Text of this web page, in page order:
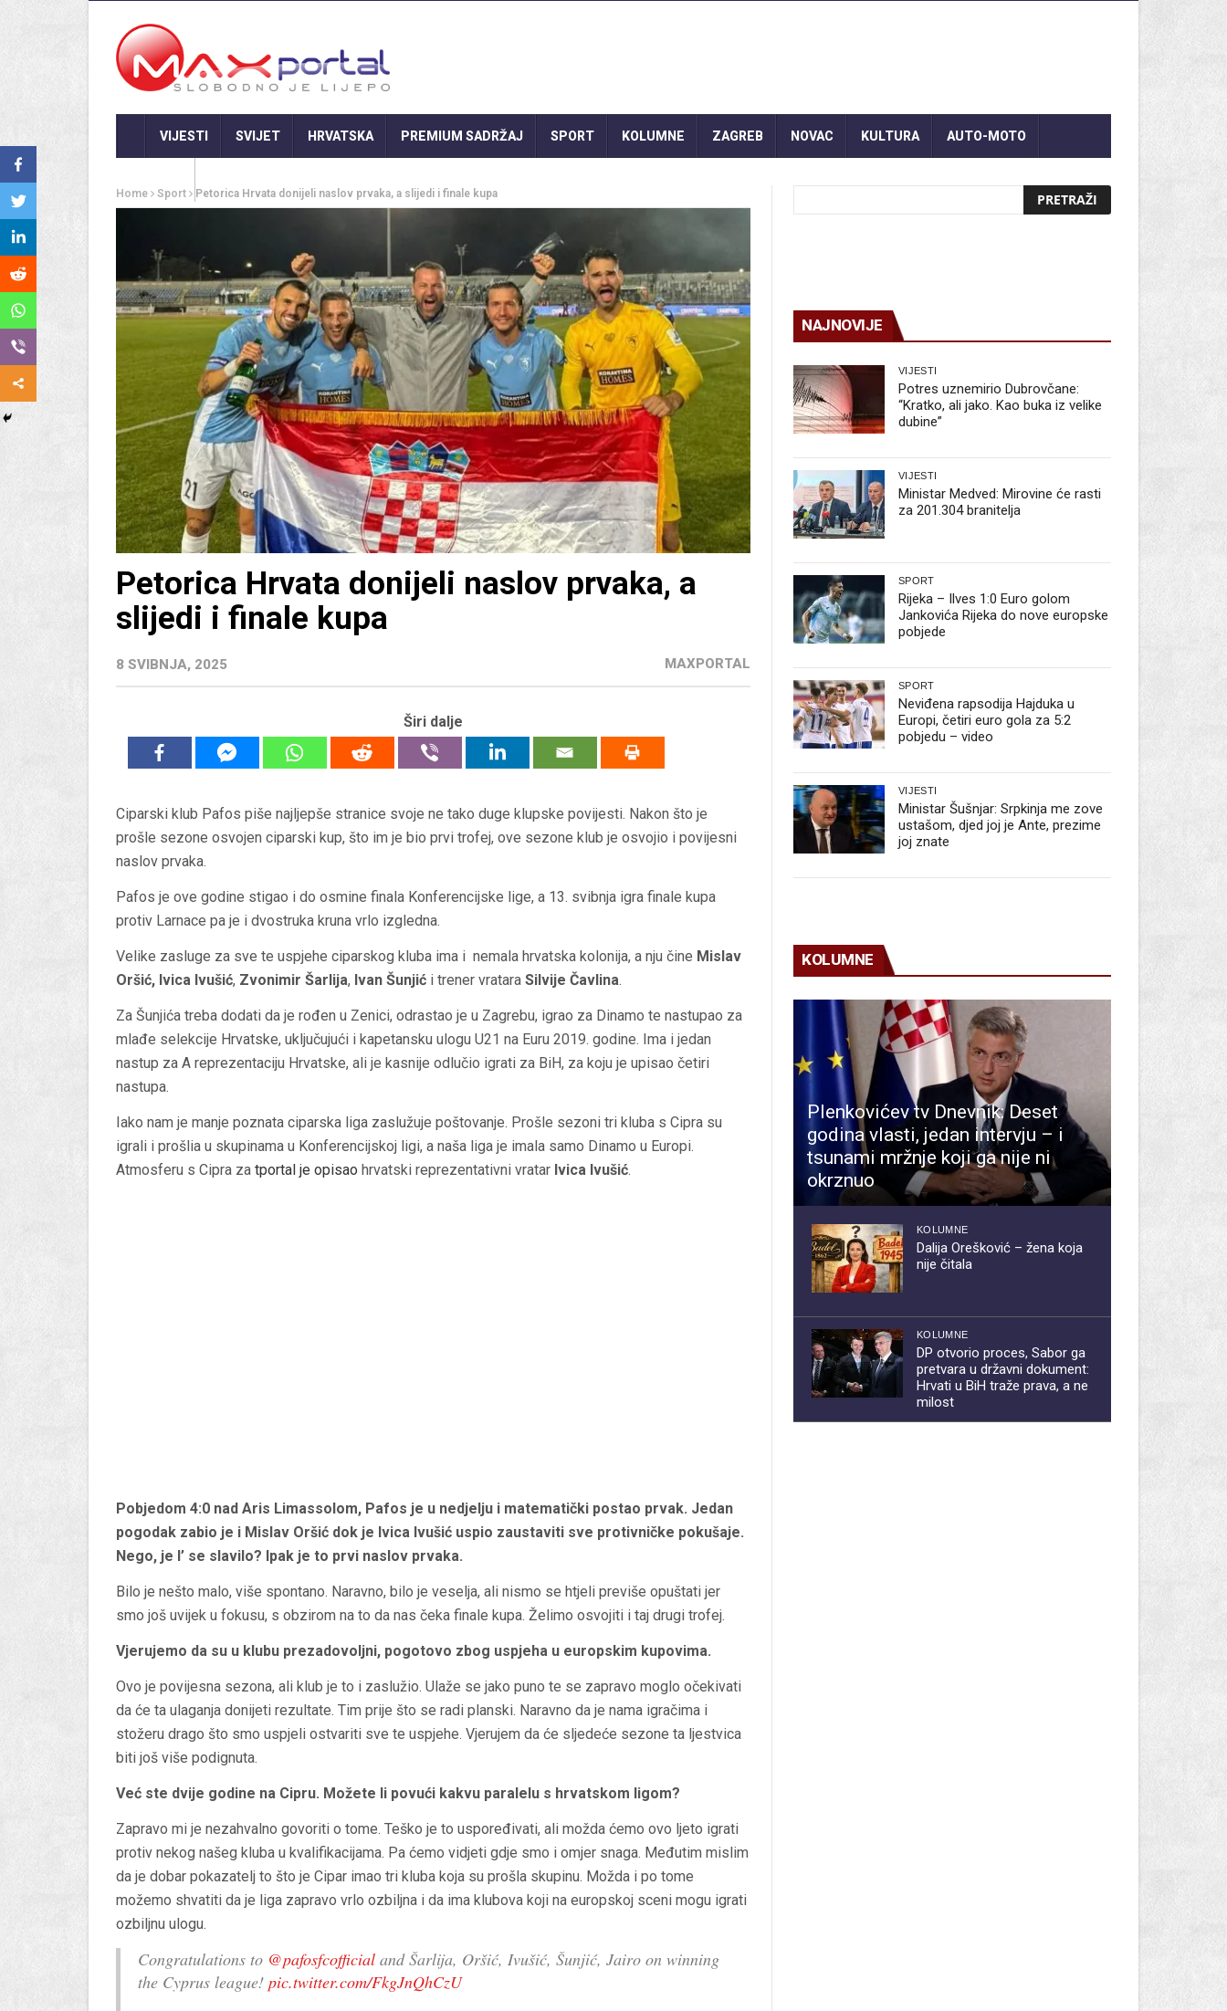
VIJESTI SVIJET HRVATSKA PREMIUM SADRŽAJ SPORT KOLUMNE ZAGREB NOVAC KULTURA AUTO-MOTO
Home Sport Petorica Hrvata donijeli naslov prvaka, a slijedi i finale kupa
Petorica Hrvata donijeli naslov prvaka, a
slijedi i finale kupa
8 SVIBNJA, 2025 MAXPORTAL
Širi dalje
Ciparski klub Pafos piše najljepše stranice svoje ne tako duge klupske povijesti. Nakon što je
prošle sezone osvojen ciparski kup, što im je bio prvi trofej, ove sezone klub je osvojio i povijesni
naslov prvaka.
Pafos je ove godine stigao i do osmine finala Konferencijske lige, a 13. svibnja igra finale kupa
protiv Larnace pa je i dvostruka kruna vrlo izgledna.
Velike zasluge za sve te uspjehe ciparskog kluba ima i nemala hrvatska kolonija, a nju čine Mislav
Oršić, Ivica Ivušić, Zvonimir Šarlija, Ivan Šunjić i trener vratara Silvije Čavlina.
Za Šunjića treba dodati da je rođen u Zenici, odrastao je u Zagrebu, igrao za Dinamo te nastupao za
mlađe selekcije Hrvatske, uključujući i kapetansku ulogu U21 na Euru 2019. godine. Ima i jedan
nastup za A reprezentaciju Hrvatske, ali je kasnije odlučio igrati za BiH, za koju je upisao četiri
nastupa.
Iako nam je manje poznata ciparska liga zaslužuje poštovanje. Prošle sezoni tri kluba s Cipra su
igrali i prošlia u skupinama u Konferencijskoj ligi, a naša liga je imala samo Dinamo u Europi.
Atmosferu s Cipra za tportal je opisao hrvatski reprezentativni vratar Ivica Ivušić.
Pobjedom 4:0 nad Aris Limassolom, Pafos je u nedjelju i matematički postao prvak. Jedan
pogodak zabio je i Mislav Oršić dok je Ivica Ivušić uspio zaustaviti sve protivničke pokušaje.
Nego, je l’ se slavilo? Ipak je to prvi naslov prvaka.
Bilo je nešto malo, više spontano. Naravno, bilo je veselja, ali nismo se htjeli previše opuštati jer
smo još uvijek u fokusu, s obzirom na to da nas čeka finale kupa. Želimo osvojiti i taj drugi trofej.
Vjerujemo da su u klubu prezadovoljni, pogotovo zbog uspjeha u europskim kupovima.
Ovo je povijesna sezona, ali klub je to i zaslužio. Ulaže se jako puno te se zapravo moglo očekivati
da će ta ulaganja donijeti rezultate. Tim prije što se radi planski. Naravno da je nama igračima i
stožeru drago što smo uspjeli ostvariti sve te uspjehe. Vjerujem da će sljedeće sezone ta ljestvica
biti još više podignuta.
Već ste dvije godine na Cipru. Možete li povući kakvu paralelu s hrvatskom ligom?
Zapravo mi je nezahvalno govoriti o tome. Teško je to uspoređivati, ali možda ćemo ovo ljeto igrati
protiv nekog našeg kluba u kvalifikacijama. Pa ćemo vidjeti gdje smo i omjer snaga. Međutim mislim
da je dobar pokazatelj to što je Cipar imao tri kluba koja su prošla skupinu. Možda i po tome
možemo shvatiti da je liga zapravo vrlo ozbiljna i da ima klubova koji na europskoj sceni mogu igrati
ozbiljnu ulogu.
Congratulations to @pafosfcofficial and Šarlija, Oršić, Ivušić, Šunjić, Jairo on winning
the Cyprus league! pic.twitter.com/FkgJnQhCzU
NAJNOVIJE
VIJESTI
Potres uznemirio Dubrovčane:
“Kratko, ali jako. Kao buka iz velike
dubine”
VIJESTI
Ministar Medved: Mirovine će rasti
za 201.304 branitelja
SPORT
Rijeka – Ilves 1:0 Euro golom
Jankovića Rijeka do nove europske
pobjede
SPORT
Neviđena rapsodija Hajduka u
Europi, četiri euro gola za 5:2
pobjedu – video
VIJESTI
Ministar Šušnjar: Srpkinja me zove
ustašom, djed joj je Ante, prezime
joj znate
KOLUMNE
Plenkovićev tv Dnevnik: Deset
godina vlasti, jedan intervju – i
tsunami mržnje koji ga nije ni
okrznuo
KOLUMNE
Dalija Orešković – žena koja
nije čitala
KOLUMNE
DP otvorio proces, Sabor ga
pretvara u državni dokument:
Hrvati u BiH traže prava, a ne
milost